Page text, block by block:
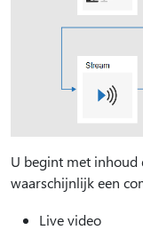
U begint met inhoud
waarschijnlijk een
Live video